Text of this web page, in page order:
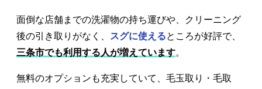
面倒な店舗までの洗濯物の持ち運びや、クリーニング
後の引き取りがなく、
スグに使えるところが好評で、
三条市でも利用する人が増えています。
無料のオプションも充実していて、毛玉取り・毛取